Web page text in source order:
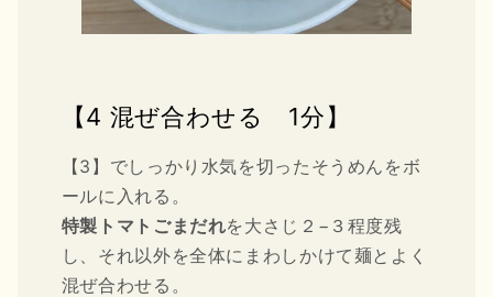
【4 混ぜ合わせる 1分】
【3】でしっかり水気を切ったそうめんをボ
ールに入れる。
特製トマトごまだれを大さじ２−３程度残
し、それ以外を全体にまわしかけて麺とよく
混ぜ合わせる。